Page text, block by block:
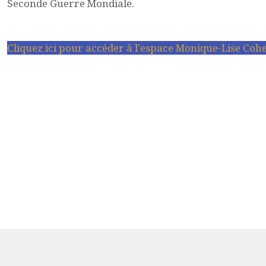
Seconde Guerre Mondiale.
Cliquez ici pour accéder à l'espace Monique-Lise